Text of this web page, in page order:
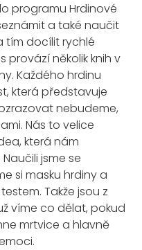
programu Hrdinové
a také naučit
tím docílit rychlé
provází několik knih v
Každého hrdinu
která představuje
nebudeme,
Nás to velice
která nám
jsme se
si masku hrdiny a
Takže jsou z
víme co dělat, pokud
mrtvice a hlavně